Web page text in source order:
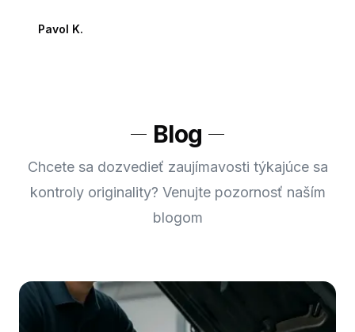
Pavol K.
Blog
Chcete sa dozvedieť zaujímavosti týkajúce sa
kontroly originality? Venujte pozornosť naším
blogom